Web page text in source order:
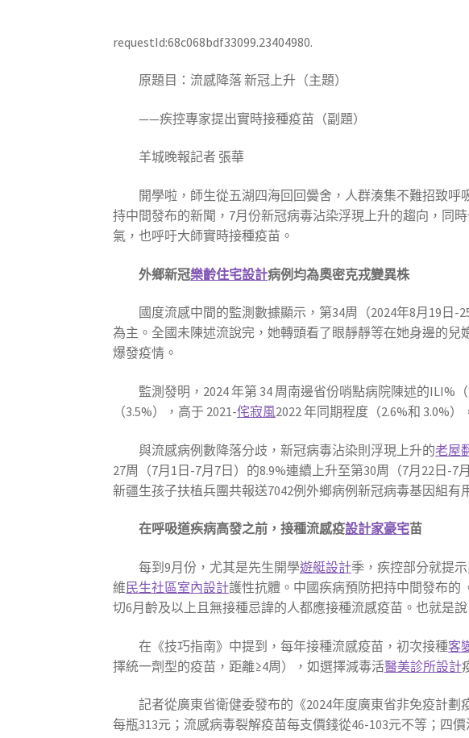
requestId:68c068bdf33099.23404980.
原題目：流感降落 新冠上升（主題）
——疾控專家提出實時接種疫苗（副題）
羊城晚報記者 張華
開學啦，師生從五湖四海回回黌舍，人群湊集不難招致
持中間發布的新聞，7月份新冠病毒沾染浮現上升的趨向，同
氣，也呼吁大師實時接種疫苗。
外鄉新冠樂齡住宅設計病例均為奧密克戎變異株
國度流感中間的監測數據顯示，第34周（2024年8月19日
為主。全國未陳述流說完，她轉頭看了眼靜靜等在她身邊的兒
爆發疫情。
監測發明，2024 年第 34 周南邊省份哨點病院陳述的ILI%
（3.5%），高于 2021-侘寂風2022 年同期程度（2.6%和 3.0%
與流感病例數降落分歧，新冠病毒沾染則浮現上升的老屋
27周（7月1日-7月7日）的8.9%連續上升至第30周（7月22日-
新疆生孩子扶植兵團共報送7042例外鄉病例新冠病毒基因組有
在呼吸道疾病高發之前，接種流感疫設計家豪宅苗
每到9月份，尤其是先生開學遊艇設計季，疾控部分就提
維民生社區室內設計護性抗體。中國疾病預防把持中間發布的
切6月齡及以上且無接種忌諱的人都應接種流感疫苗。也就是
在《技巧指南》中提到，每年接種流感疫苗，初次接種客
擇統一劑型的疫苗，距離≥4周），如選擇減毒活醫美診所設計
記者從廣東省衛健委發布的《2024年度廣東省非免疫計
每瓶313元；流感病毒裂解疫苗每支價錢從46-103元不等；四